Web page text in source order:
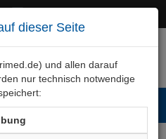
dieser Seite
und allen darauf
nur technisch notwendige